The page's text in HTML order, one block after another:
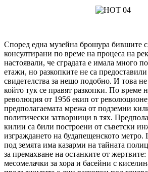
Според една музейна брошура бившите
консултирани по време на процеса на
настоявали, че сградата е имала много
етажи, но разкопките не са
свидетелства за нещо подобно. И това
който тук се правят разкопки. По време
революция от 1956 екип от
предполагаемата мрежа от подземни
политически затворници в тях.
килии са били построени от съветски
изграждането на будапещенското метро.
под земята има казарми на тайната
за премахване на останките от жертвите:
месомелачки за хора и басейни с